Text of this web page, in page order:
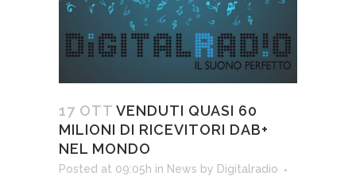
17 OTT VENDUTI QUASI 60
MILIONI DI RICEVITORI DAB+
NEL MONDO
Posted at 09:05h in News by Digitalradio